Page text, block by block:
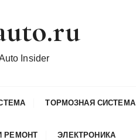
Insider
ТОРМОЗНАЯ СИСТЕМА
РЕМОНТ ЭЛЕКТРОНИКА